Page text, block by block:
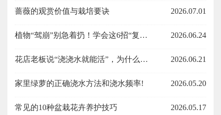
蔷薇的观赏价值与栽培要诀 2026.07.01
植物“驾崩”别急着扔！学会这6招“复活术” 2026.06.24
花店老板说“浇浇水就能活”，为什么花还是养死了？ 2026.06.21
家里绿萝的正确浇水方法和浇水频率! 2026.05.20
常见的10种盆栽花卉养护技巧 2026.05.17